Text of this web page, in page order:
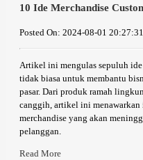
10 Ide Merchandise
Posted On: 2024-08-01 20:27:31
Artikel ini mengulas sepuluh
tidak biasa untuk membantu
pasar. Dari produk ramah
canggih, artikel ini
merchandise yang akan
pelanggan.
Read More